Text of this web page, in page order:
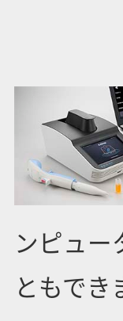
ンピュ
ともでき